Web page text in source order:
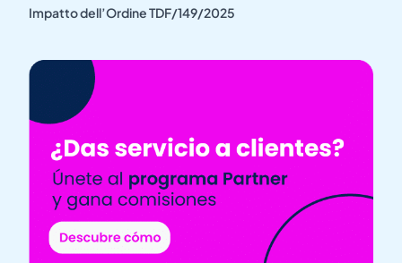
Impatto dell’Ordine TDF/149/2025